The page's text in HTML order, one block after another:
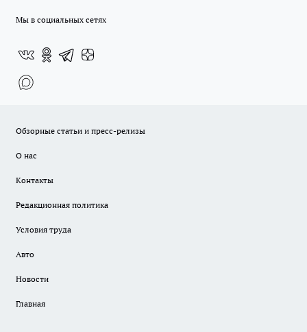
Мы в социальных сетях
Обзорные статьи и пресс-релизы
О нас
Контакты
Редакционная политика
Условия труда
Авто
Новости
Главная